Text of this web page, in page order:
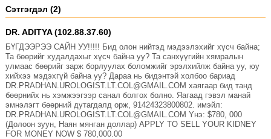
Сэтгэгдэл (2)
DR. ADITYA (102.88.37.60)
БҮГДЭЭРЭЭ САЙН УУ!!!!! Бид олон нийтэд мэдээлэхийг хүсч байна;
Та бөөрийг худалдахыг хүсч байна уу? Та санхүүгийн хямралын
улмаас бөөрийг зарж борлуулах боломжийг эрэлхийлж байна уу, юу
хийхээ мэдэхгүй байна уу? Дараа нь бидэнтэй холбоо бариад
DR.PRADHAN.UROLOGIST.LT.COL@GMAIL.COM хаягаар бид танд
бөөрнийх нь хэмжээгээр санал болгох болно. Яагаад гэвэл манай
эмнэлэгт бөөрний дутагдалд орж, 91424323800802. имэйл:
DR.PRADHAN.UROLOGIST.LT.COL@GMAIL.COM Yнэ: $780, 000
(Долоон зуун, Наян мянган доллар) APPLY TO SELL YOUR KIDNEY
FOR MONEY NOW $ 780,000.00